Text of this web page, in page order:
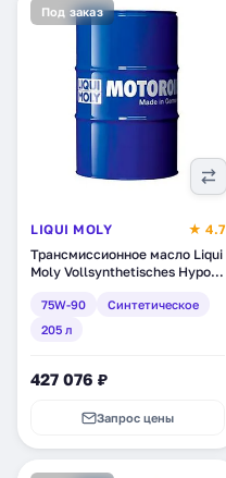
Под заказ
LIQUI MOLY
★ 4.7
Трансмиссионное масло Liqui
Moly Vollsynthetisches Hypoid
синтетическое, 205 л (1184)
75W-90
Синтетическое
205 л
427 076 ₽
Запрос цены